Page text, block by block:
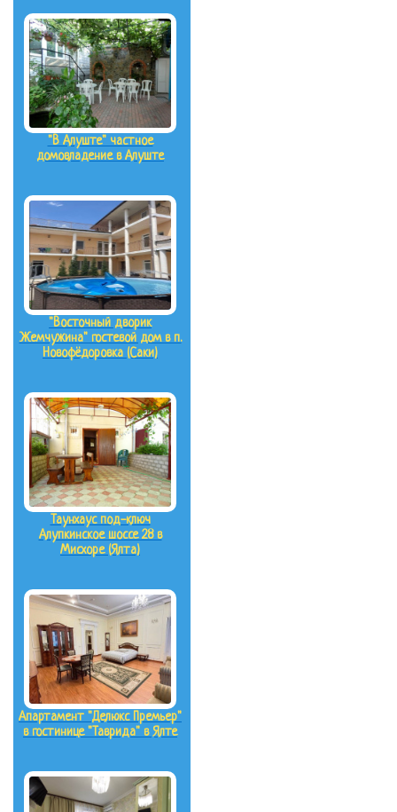
"В Алуште" частное
домовладение в Алуште
"Восточный дворик
Жемчужина" гостевой дом в п.
Новофёдоровка (Саки)
Таунхаус под-ключ
Алупкинское шоссе 28 в
Мисхоре (Ялта)
Апартамент "Делюкс Премьер"
в гостинице "Таврида" в Ялте